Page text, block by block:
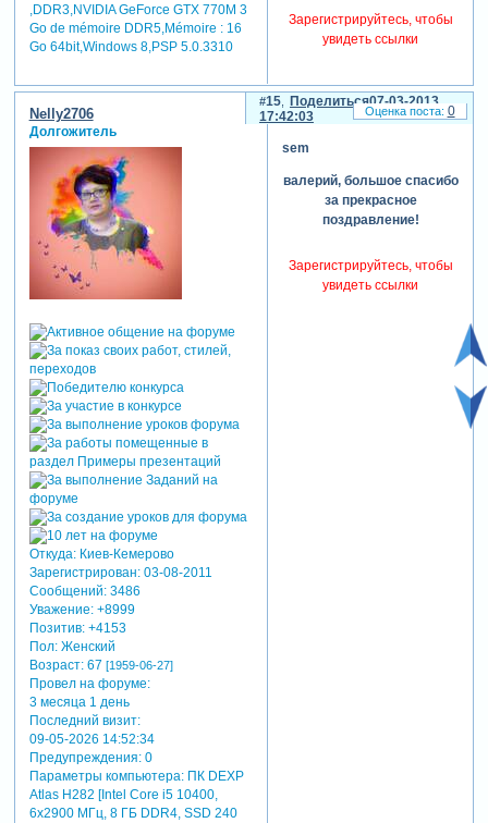
,DDR3,NVIDIA GeForce GTX 770M 3
Go de mémoire DDR5,Mémoire : 16
Go 64bit,Windows 8,PSP 5.0.3310
Зарегистрируйтесь, чтобы
увидеть ссылки
Поделиться
15
07-03-2013
17:42:03
Nelly2706
Долгожитель
Откуда:Киев-Кемерово
Зарегистрирован: 03-08-2011
Сообщений:3486
Уважение: +8999
Позитив: +4153
Пол:Женский
Возраст:67 [1959-06-27]
Провел на форуме:
3 месяца 1 день
Последний визит:
09-05-2026 14:52:34
Предупреждения:0
Параметры компьютера:ПК DEXP
Atlas H282 [Intel Core i5 10400,
6x2900 МГц, 8 ГБ DDR4, SSD 240
sem
валерий, большое спасибо
за прекрасное
поздравление!
Зарегистрируйтесь, чтобы
увидеть ссылки
0